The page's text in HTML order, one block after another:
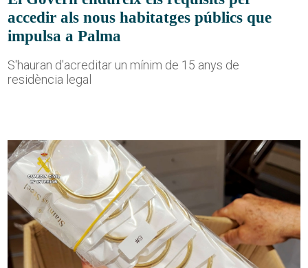
accedir als nous habitatges públics que
impulsa a Palma
S'hauran d'acreditar un mínim de 15 anys de
residència legal